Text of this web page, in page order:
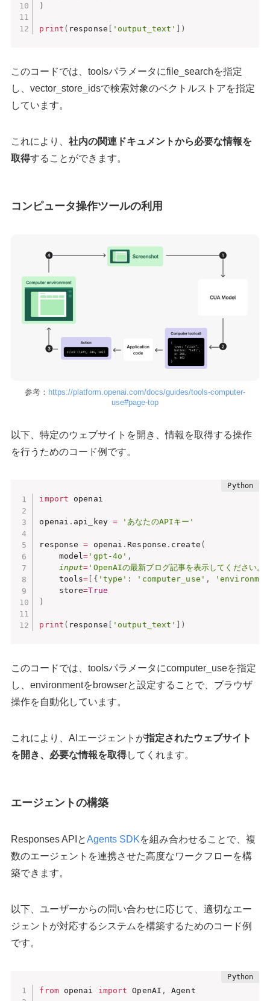
)
print ( response [ 'output_text' ] )
このコードでは、toolsパラメータにfile_searchを指定
し、vector_store_idsで検索対象のベクトルストアを指定
しています。​
これにより、 社内の関連ドキュメントから必要な情報を
取得することができます。
コンピュータ操作ツールの利用
参考： https://platform.openai.com/docs/guides/tools-computer-
use#page-top
以下、特定のウェブサイトを開き、情報を取得する操作
を行うためのコード例です。
import openai
openai . api_key = 'あなたのAPIキー'
response = openai . Response . create (
    model
= 'gpt-4o' ,
input= 'OpenAIの最新ブログ記事を表示してください。'
    tools
= { 'type' : 'computer_use' ,
    store
=True
)
print ( response 'output_text' )
このコードでは、toolsパラメータにcomputer_useを指定
し、environmentをbrowserと設定することで、ブラウザ
操作を自動化しています。​
これにより、AIエージェントが指定されたウェブサイト
を開き、必要な情報を取得してくれます。
エージェントの構築
Responses APIとAgents SDKを組み合わせることで、複
数のエージェントを連携させた高度なワークフローを構
築できます。​
以下、ユーザーからの問い合わせに応じて、適切なエー
ジェントが対応するシステムを構築するためのコード例
です。
from openai import OpenAI , Agent